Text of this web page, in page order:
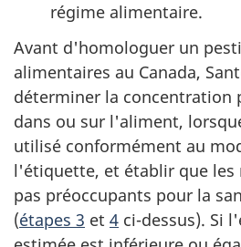
régime alimentaire.
Avant d'homologuer un
alimentaires au Canada,
déterminer la concentration
dans ou sur l'aliment,
utilisé conformément au
l'étiquette, et établir que les
pas préoccupants pour la
(étapes 3 et 4 ci-dessus). Si